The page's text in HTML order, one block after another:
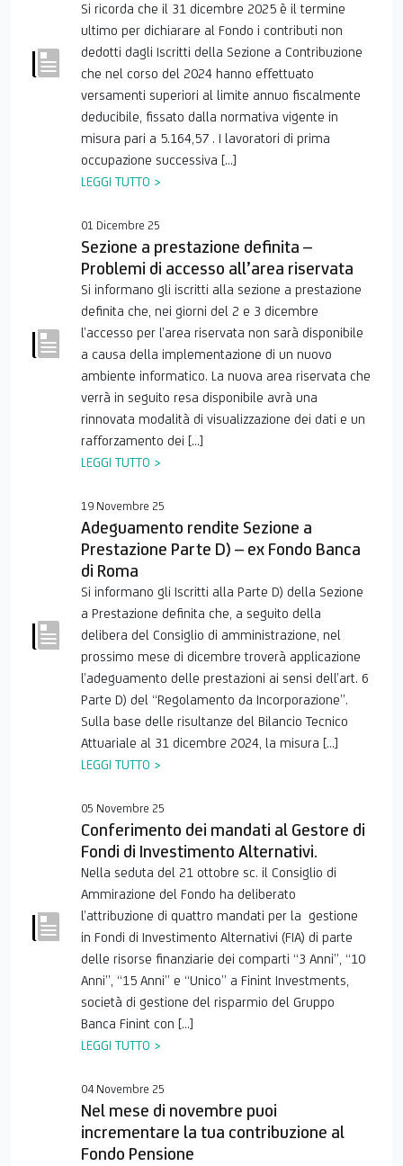
Si ricorda che il 31 dicembre 2025 è il termine
ultimo per dichiarare al Fondo i contributi non
dedotti dagli Iscritti della Sezione a Contribuzione
che nel corso del 2024 hanno effettuato
versamenti superiori al limite annuo fiscalmente
deducibile, fissato dalla normativa vigente in
misura pari a 5.164,57 . I lavoratori di prima
occupazione successiva […]
LEGGI TUTTO >
01 Dicembre 25
Sezione a prestazione definita –
Problemi di accesso all’area riservata
Si informano gli iscritti alla sezione a prestazione
definita che, nei giorni del 2 e 3 dicembre
l’accesso per l’area riservata non sarà disponibile
a causa della implementazione di un nuovo
ambiente informatico. La nuova area riservata che
verrà in seguito resa disponibile avrà una
rinnovata modalità di visualizzazione dei dati e un
rafforzamento dei […]
LEGGI TUTTO >
19 Novembre 25
Adeguamento rendite Sezione a
Prestazione Parte D) – ex Fondo Banca
di Roma
Si informano gli Iscritti alla Parte D) della Sezione
a Prestazione definita che, a seguito della
delibera del Consiglio di amministrazione, nel
prossimo mese di dicembre troverà applicazione
l’adeguamento delle prestazioni ai sensi dell’art. 6
Parte D) del “Regolamento da Incorporazione”.
Sulla base delle risultanze del Bilancio Tecnico
Attuariale al 31 dicembre 2024, la misura […]
LEGGI TUTTO >
05 Novembre 25
Conferimento dei mandati al Gestore di
Fondi di Investimento Alternativi.
Nella seduta del 21 ottobre sc. il Consiglio di
Ammirazione del Fondo ha deliberato
l’attribuzione di quattro mandati per la gestione
in Fondi di Investimento Alternativi (FIA) di parte
delle risorse finanziarie dei comparti “3 Anni”, “10
Anni”, “15 Anni” e “Unico” a Finint Investments,
società di gestione del risparmio del Gruppo
Banca Finint con […]
LEGGI TUTTO >
04 Novembre 25
Nel mese di novembre puoi
incrementare la tua contribuzione al
Fondo Pensione